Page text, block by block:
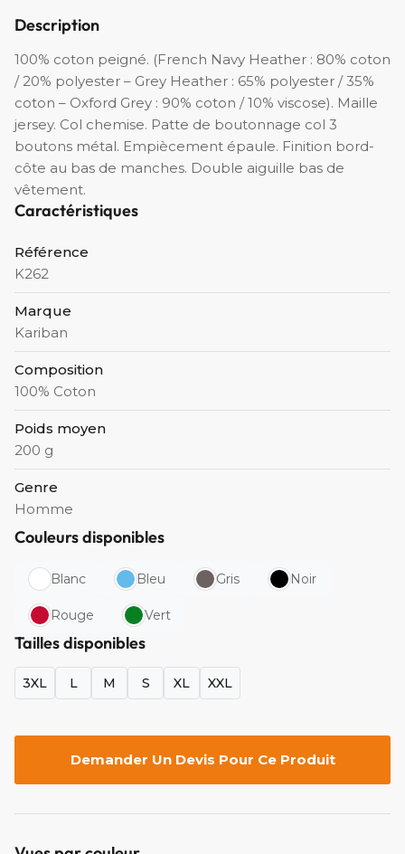
Description
100% coton peigné. (French Navy Heather : 80% coton
/ 20% polyester – Grey Heather : 65% polyester / 35%
coton – Oxford Grey : 90% coton / 10% viscose). Maille
jersey. Col chemise. Patte de boutonnage col 3
boutons métal. Empiècement épaule. Finition bord-
côte au bas de manches. Double aiguille bas de
vêtement.
Caractéristiques
Référence
K262
Marque
Kariban
Composition
100% Coton
Poids moyen
200 g
Genre
Homme
Couleurs disponibles
Blanc Bleu Gris Noir
Rouge Vert
Tailles disponibles
3XL L M S XL XXL
Demander Un Devis Pour Ce Produit